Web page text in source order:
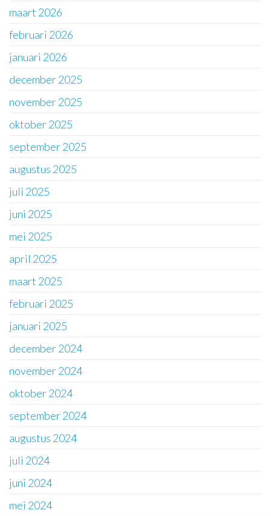
maart 2026
februari 2026
januari 2026
december 2025
november 2025
oktober 2025
september 2025
augustus 2025
juli 2025
juni 2025
mei 2025
april 2025
maart 2025
februari 2025
januari 2025
december 2024
november 2024
oktober 2024
september 2024
augustus 2024
juli 2024
juni 2024
mei 2024